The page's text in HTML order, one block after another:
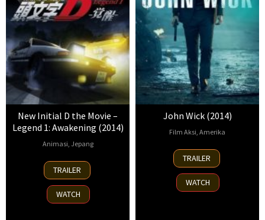
New Initial D the Movie –
Legend 1: Awakening (2014)
Animasi, Jepang
24
Aug
2014
Masamitsu
Hidaka
TRAILER
WATCH
John Wick (2014)
Film Aksi, Amerika
22
Oct
2014
Chad
Stahelski
Darrin
Prescott
TRAILER
WATCH